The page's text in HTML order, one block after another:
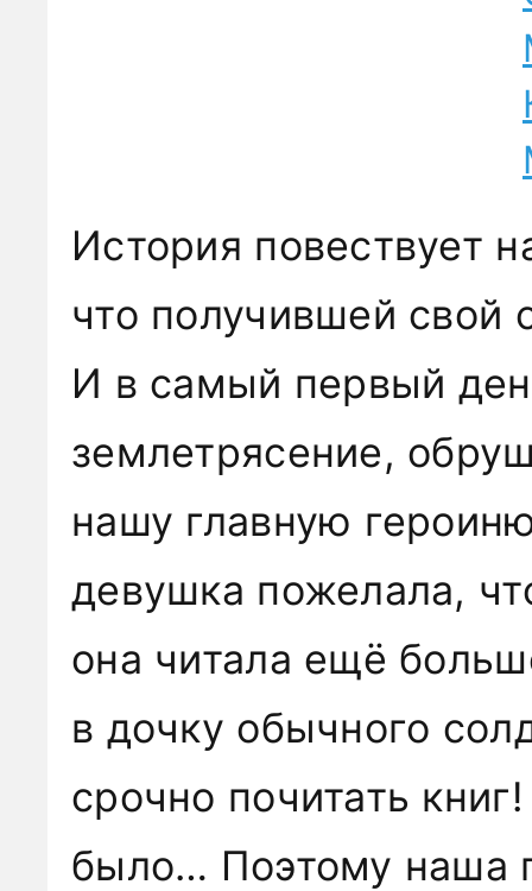
История повествует
что получившей свой
И в самый первый
землетрясение,
нашу главную
девушка пожелала,
она читала ещё
в дочку обычного
срочно почитать
было… Поэтому наша